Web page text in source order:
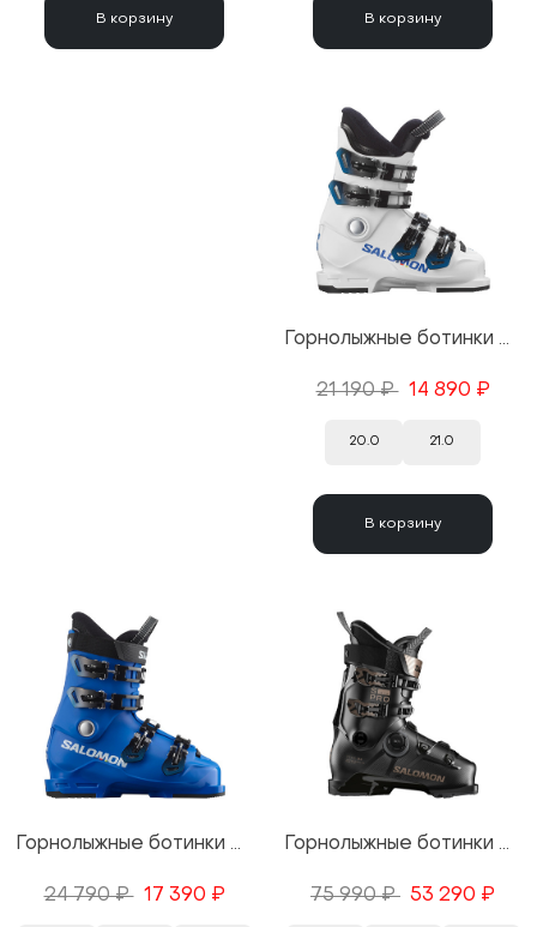
В корзину В корзину
Горнолыжные ботинки Salomon S/Race 60T M White/Process Blue 25/26
21 190 ₽ 14 890 ₽
20.0 21.0
В корзину
Горнолыжные ботинки Salomon S/Race 60T L Race Blue/White/Process Blue 25/26
24 790 ₽ 17 390 ₽
Горнолыжные ботинки Salomon S/Pro Delta BOA 95 W GW Black/Pink Gold Metallic 25/26
75 990 ₽ 53 290 ₽